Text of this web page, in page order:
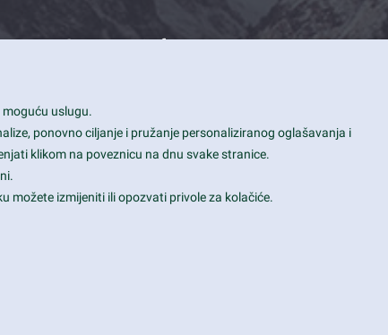
Contact Info
View, CA 94043
+1 650-253-0000
Daily: 9:00 am - 6:00 pm
uslugu.
ponovno ciljanje i pružanje personaliziranog oglašavanja i
klikom na poveznicu na dnu svake stranice.
možete izmijeniti ili opozvati privole za kolačiće.